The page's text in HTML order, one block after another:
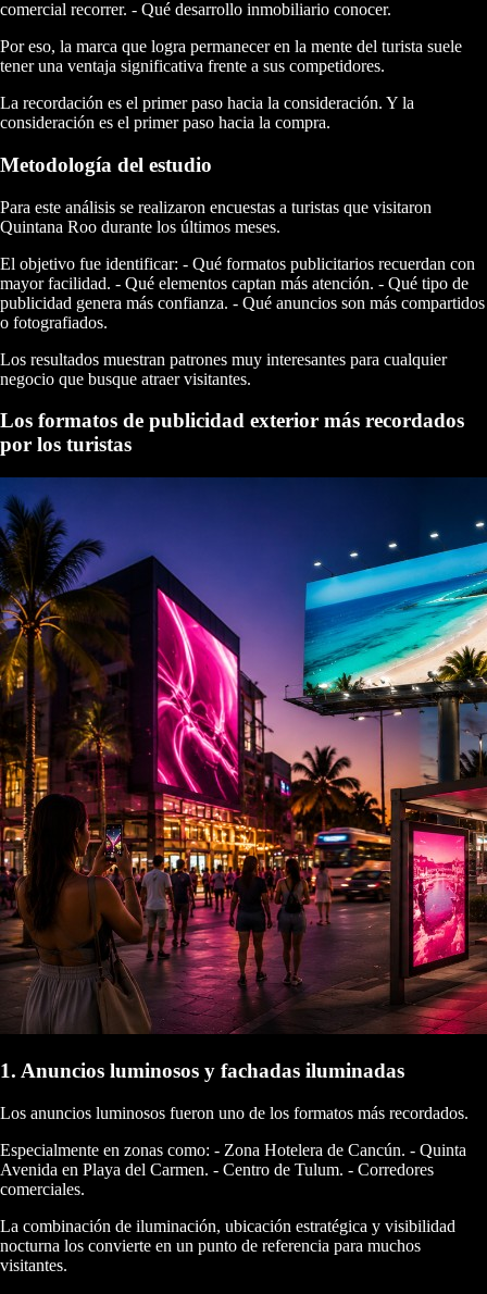
comercial recorrer. - Qué desarrollo inmobiliario conocer.
Por eso, la marca que logra permanecer en la mente del turista suele
tener una ventaja significativa frente a sus competidores.
La recordación es el primer paso hacia la consideración. Y la
consideración es el primer paso hacia la compra.
Metodología del estudio
Para este análisis se realizaron encuestas a turistas que visitaron
Quintana Roo durante los últimos meses.
El objetivo fue identificar: - Qué formatos publicitarios recuerdan con
mayor facilidad. - Qué elementos captan más atención. - Qué tipo de
publicidad genera más confianza. - Qué anuncios son más compartidos
o fotografiados.
Los resultados muestran patrones muy interesantes para cualquier
negocio que busque atraer visitantes.
Los formatos de publicidad exterior más recordados
por los turistas
1. Anuncios luminosos y fachadas iluminadas
Los anuncios luminosos fueron uno de los formatos más recordados.
Especialmente en zonas como: - Zona Hotelera de Cancún. - Quinta
Avenida en Playa del Carmen. - Centro de Tulum. - Corredores
comerciales.
La combinación de iluminación, ubicación estratégica y visibilidad
nocturna los convierte en un punto de referencia para muchos
visitantes.